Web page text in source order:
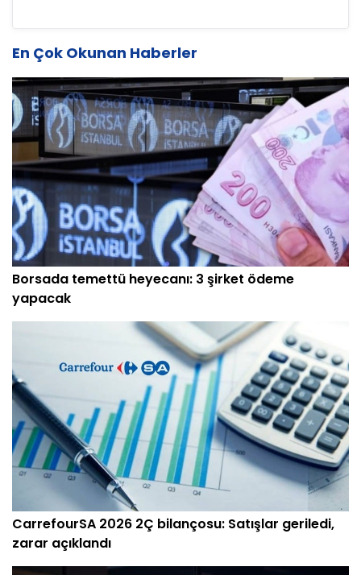
En Çok Okunan Haberler
Borsada temettü heyecanı: 3 şirket ödeme
yapacak
CarrefourSA 2026 2Ç bilançosu: Satışlar geriledi,
zarar açıklandı